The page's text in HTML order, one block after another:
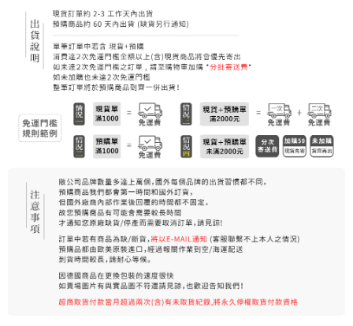
每筆NT$80，滿NT$999(含以上)免運費
7-11取貨付款
每筆NT$80，滿NT$999(含以上)免運費
7-11純取貨 (先付款
每筆NT$80，滿NT$999(含以上)免運費
每筆NT$100，滿NT$999(含以上)免運費
離島宅配（澎湖、金門、馬祖、小琉球）
每筆NT$250，滿NT$3,000(含以上)免運費
付款後門市自取